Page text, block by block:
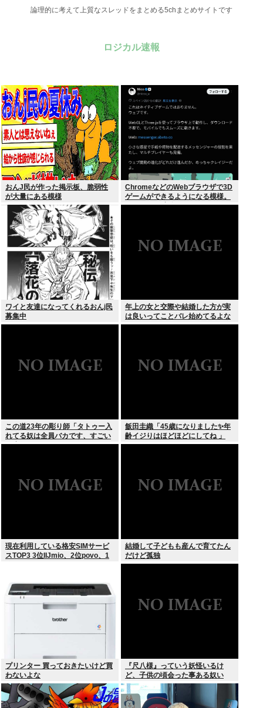
論理的に考えて上質なスレッドをまとめる5chまとめサイトです
ロジカル速報
おんJ民が作った掲示板、脆弱性
が大量にある模様
ChromeなどのWebブラウザで3D
ゲームができるようになる模様。
Windowsは完全不要に
ワイと友達になってくれるおんj民
募集中
年上の女と交際や結婚した方が実
は良いってことバレ始めてるよな
この道23年の彫り師「タトゥー入
れてる奴は全員バカです、すごい
民度低い」
飯田圭織「45歳になりました✨年
齢イジりはほどほどにしてね 」
現在利用している格安SIMサービ
スTOP3 3位IIJmio、2位povo、1
結婚して子どもも産んで育てたん
だけど孤独
プリンター 買っておきたいけど買
わないよな
『尺八様』っていう妖怪いるけ
ど、子供の頃会った事ある奴い
る？？